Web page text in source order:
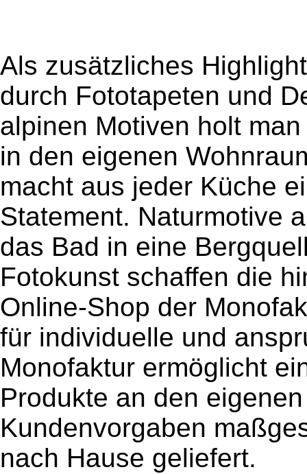
Als zusätzliches
durch Fototapeten und
alpinen Motiven holt
in den eigenen
macht aus jeder Küche
Statement. Naturmotive
das Bad in eine
Fotokunst schaffen die
Online-Shop der
für individuelle und
Monofaktur ermöglicht
Produkte an den
Kundenvorgaben
nach Hause geliefert.